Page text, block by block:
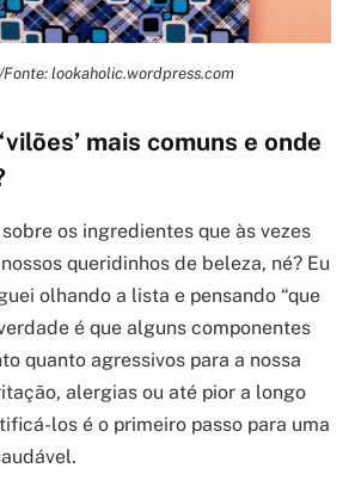
lookaholic.wordpress.com
mais comuns e onde
os ingredientes que às vezes
queridinhos de beleza, né? Eu
olhando a lista e pensando “que
é que alguns componentes
quanto agressivos para a nossa
alergias ou até pior a longo
los é o primeiro passo para uma